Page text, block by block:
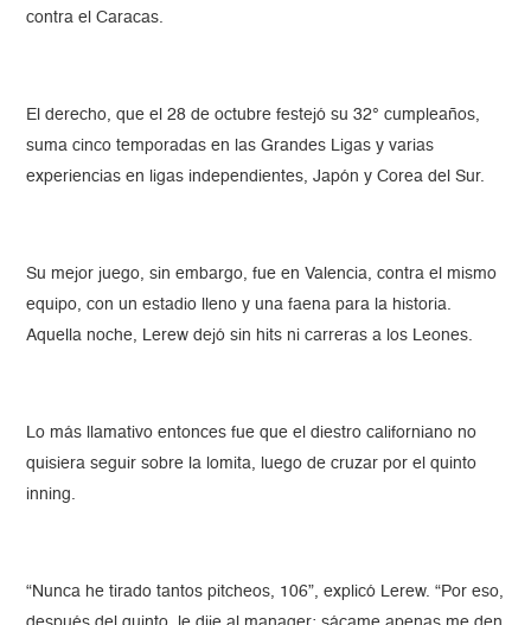
contra el Caracas.
El derecho, que el 28 de octubre festejó su 32° cumpleaños,
suma cinco temporadas en las Grandes Ligas y varias
experiencias en ligas independientes, Japón y Corea del Sur.
Su mejor juego, sin embargo, fue en Valencia, contra el mismo
equipo, con un estadio lleno y una faena para la historia.
Aquella noche, Lerew dejó sin hits ni carreras a los Leones.
Lo más llamativo entonces fue que el diestro californiano no
quisiera seguir sobre la lomita, luego de cruzar por el quinto
inning.
“Nunca he tirado tantos pitcheos, 106”, explicó Lerew. “Por eso,